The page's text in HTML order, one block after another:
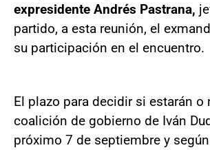
expresidente Andrés Pastrana,
partido, a esta reunión, el
su participación en el encuentro.
El plazo para decidir si estarán o
coalición de gobierno de Iván
próximo 7 de septiembre y